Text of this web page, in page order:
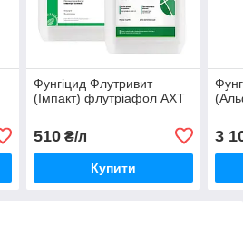
Фунгіцид Флутривит
(Імпакт) флутріафол АХТ
510₴/л
Купити
3